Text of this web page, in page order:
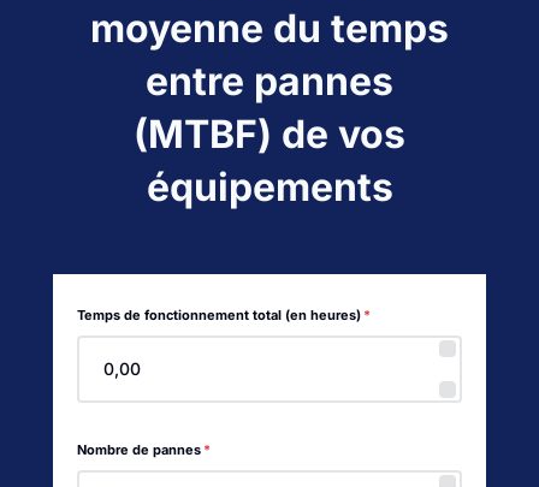
moyenne du temps
entre pannes
(MTBF) de vos
équipements
Temps de fonctionnement total (en heures) *
Nombre de pannes *